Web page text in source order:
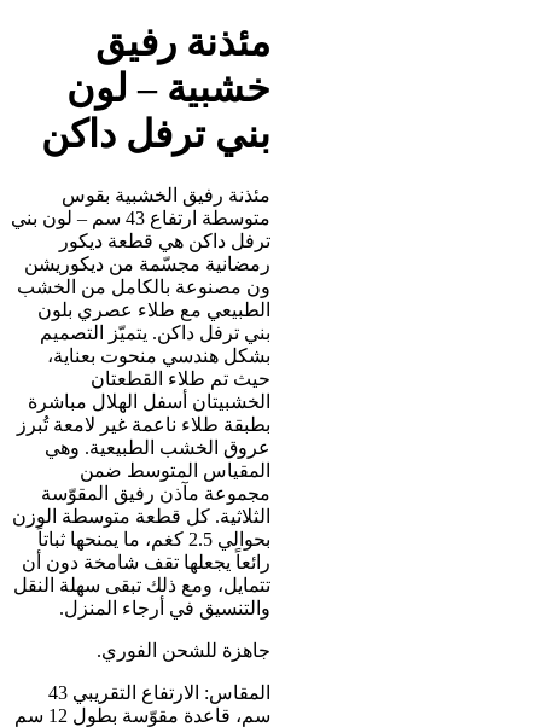
مئذنة رفيق
خشبية – لون
بني ترفل داكن
مئذنة رفيق الخشبية بقوس
متوسطة ارتفاع 43 سم – لون بني
ترفل داكن هي قطعة ديكور
رمضانية مجسّمة من ديكوريشن
ون مصنوعة بالكامل من الخشب
الطبيعي مع طلاء عصري بلون
بني ترفل داكن. يتميّز التصميم
بشكل هندسي منحوت بعناية،
حيث تم طلاء القطعتان
الخشبيتان أسفل الهلال مباشرة
بطبقة طلاء ناعمة غير لامعة تُبرز
عروق الخشب الطبيعية. وهي
المقياس المتوسط ضمن
مجموعة مآذن رفيق المقوّسة
الثلاثية. كل قطعة متوسطة الوزن
بحوالي 2.5 كغم، ما يمنحها ثباتاً
رائعاً يجعلها تقف شامخة دون أن
تتمايل، ومع ذلك تبقى سهلة النقل
والتنسيق في أرجاء المنزل.
جاهزة للشحن الفوري.
المقاس: الارتفاع التقريبي 43
سم، قاعدة مقوّسة بطول 12 سم